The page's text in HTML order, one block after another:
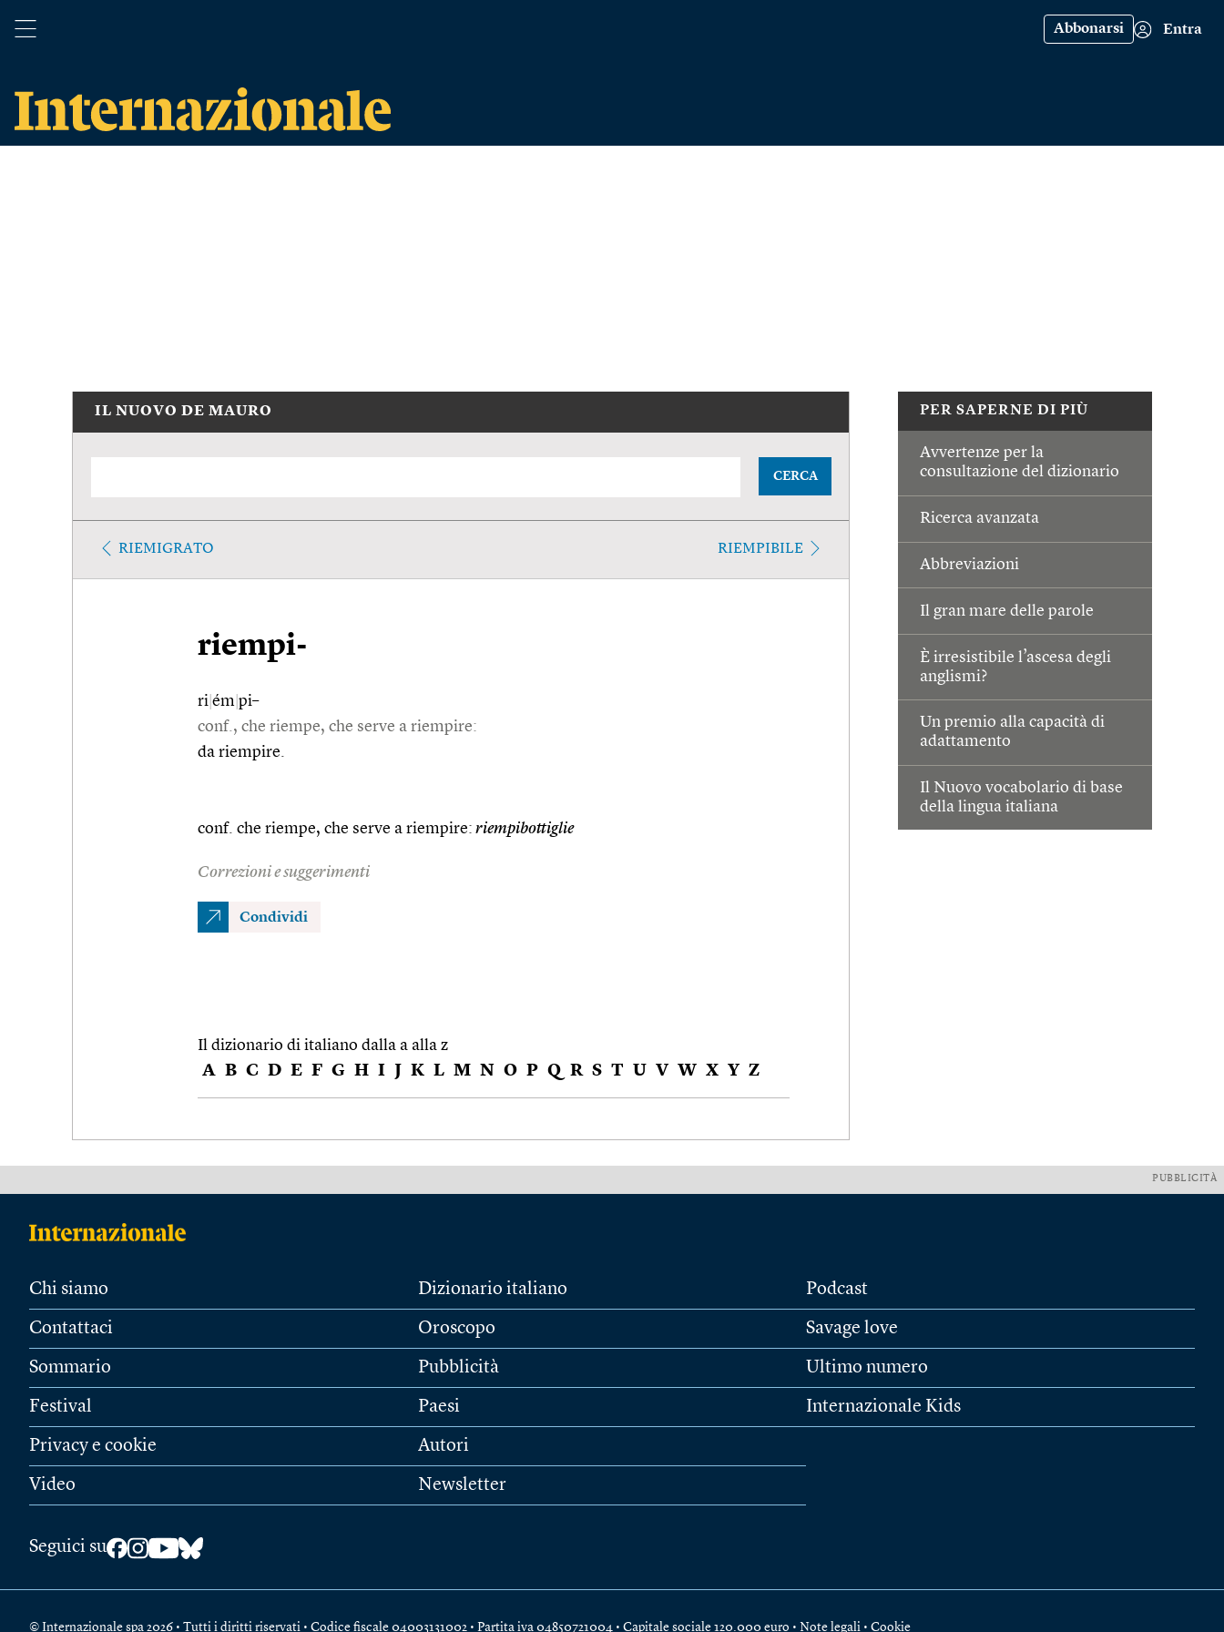
Abbonarsi Entra
PER SAPERNE DI PIÙ
Avvertenze per la
consultazione del dizionario
Ricerca avanzata
Abbreviazioni
Il gran mare delle parole
È irresistibile l’ascesa degli
anglismi?
Un premio alla capacità di
adattamento
Il Nuovo vocabolario di base
della lingua italiana
IL NUOVO DE MAURO
CERCA
RIEMIGRATO RIEMPIBILE
riempi-
ri ém pi–
conf., che riempe, che serve a riempire:
da riempire.
conf. che riempe, che serve a riempire: riempibottiglie
Correzioni e suggerimenti
Condividi
Il dizionario di italiano dalla a alla z
A B C D E F G H I J K L M N O P Q R S T U V W X Y Z
PUBBLICITÀ
Chi siamo
Contattaci
Sommario
Festival
Privacy e cookie
Video
Dizionario italiano
Oroscopo
Pubblicità
Paesi
Autori
Newsletter
Podcast
Savage love
Ultimo numero
Internazionale Kids
Seguici su
© Internazionale spa 2026 • Tutti i diritti riservati • Codice fiscale 04003131002 • Partita iva 04850721004 • Capitale sociale 120.000 euro • Note legali • Cookie